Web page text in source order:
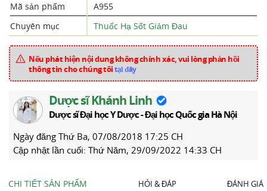
Mã sản phẩm
A955
Chuyên mục
Thuốc Hạ Sốt Giảm Đau
Nếu phát hiện nội dung không chính xác, vui lòng phản hồi
thông tin cho chúng tôitại đây
Dược sĩ Khánh Linh
Dược sĩ Đại học Y Dược - Đại học Quốc gia Hà Nội
Ngày đăng Thứ Ba, 07/08/2018 17:25 CH
Cập nhật lần cuối: Thứ Năm, 29/09/2022 14:33 CH
CHI TIẾT SẢN PHẨM HỎI & ĐÁP ĐÁNH GIÁ